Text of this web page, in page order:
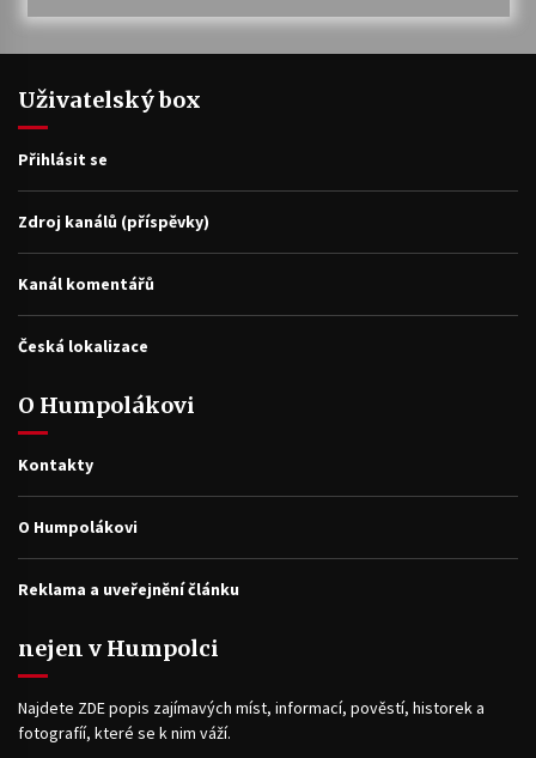
Uživatelský box
Přihlásit se
Zdroj kanálů (příspěvky)
Kanál komentářů
Česká lokalizace
O Humpolákovi
Kontakty
O Humpolákovi
Reklama a uveřejnění článku
nejen v Humpolci
Najdete ZDE popis zajímavých míst, informací, pověstí, historek a
fotografíí, které se k nim váží.